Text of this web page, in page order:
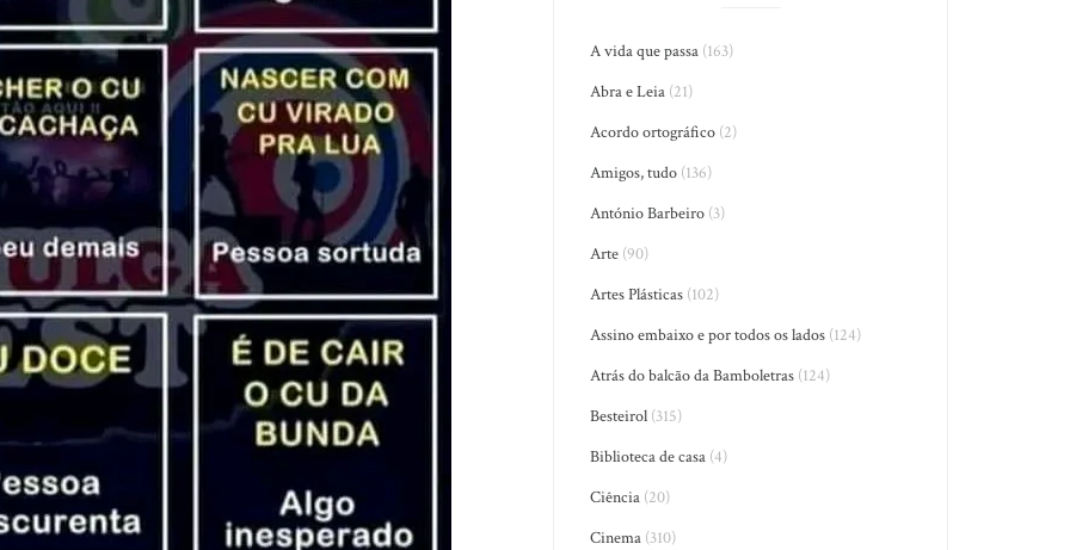
A vida que passa (163)
Abra e Leia (21)
Acordo ortográfico (2)
Amigos, tudo (136)
António Barbeiro (3)
Arte (90)
Artes Plásticas (102)
Assino embaixo e por todos os lados (124)
Atrás do balcão da Bamboletras (124)
Besteirol (315)
Biblioteca de casa (4)
Ciência (20)
Cinema (310)